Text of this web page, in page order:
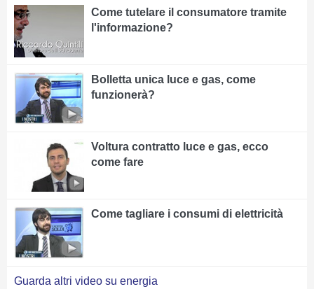
Come tutelare il consumatore tramite
l'informazione?
Bolletta unica luce e gas, come
funzionerà?
Voltura contratto luce e gas, ecco
come fare
Come tagliare i consumi di elettricità
Guarda altri video su energia